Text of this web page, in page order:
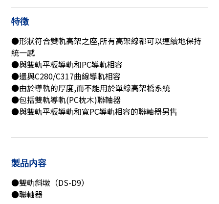
特徴
●形狀符合雙軌高架之座,所有高架線都可以連續地保持
統一感
●與雙軌平板導軌和PC導軌相容
●還與C280/C317曲線導軌相容
●由於導軌的厚度,而不能用於單線高架橋系統
●包括雙軌導軌(PC枕木)聯軸器
●與雙軌平板導軌和寬PC導軌相容的聯軸器另售
製品内容
●雙軌斜墩（DS-D9）
●聯軸器